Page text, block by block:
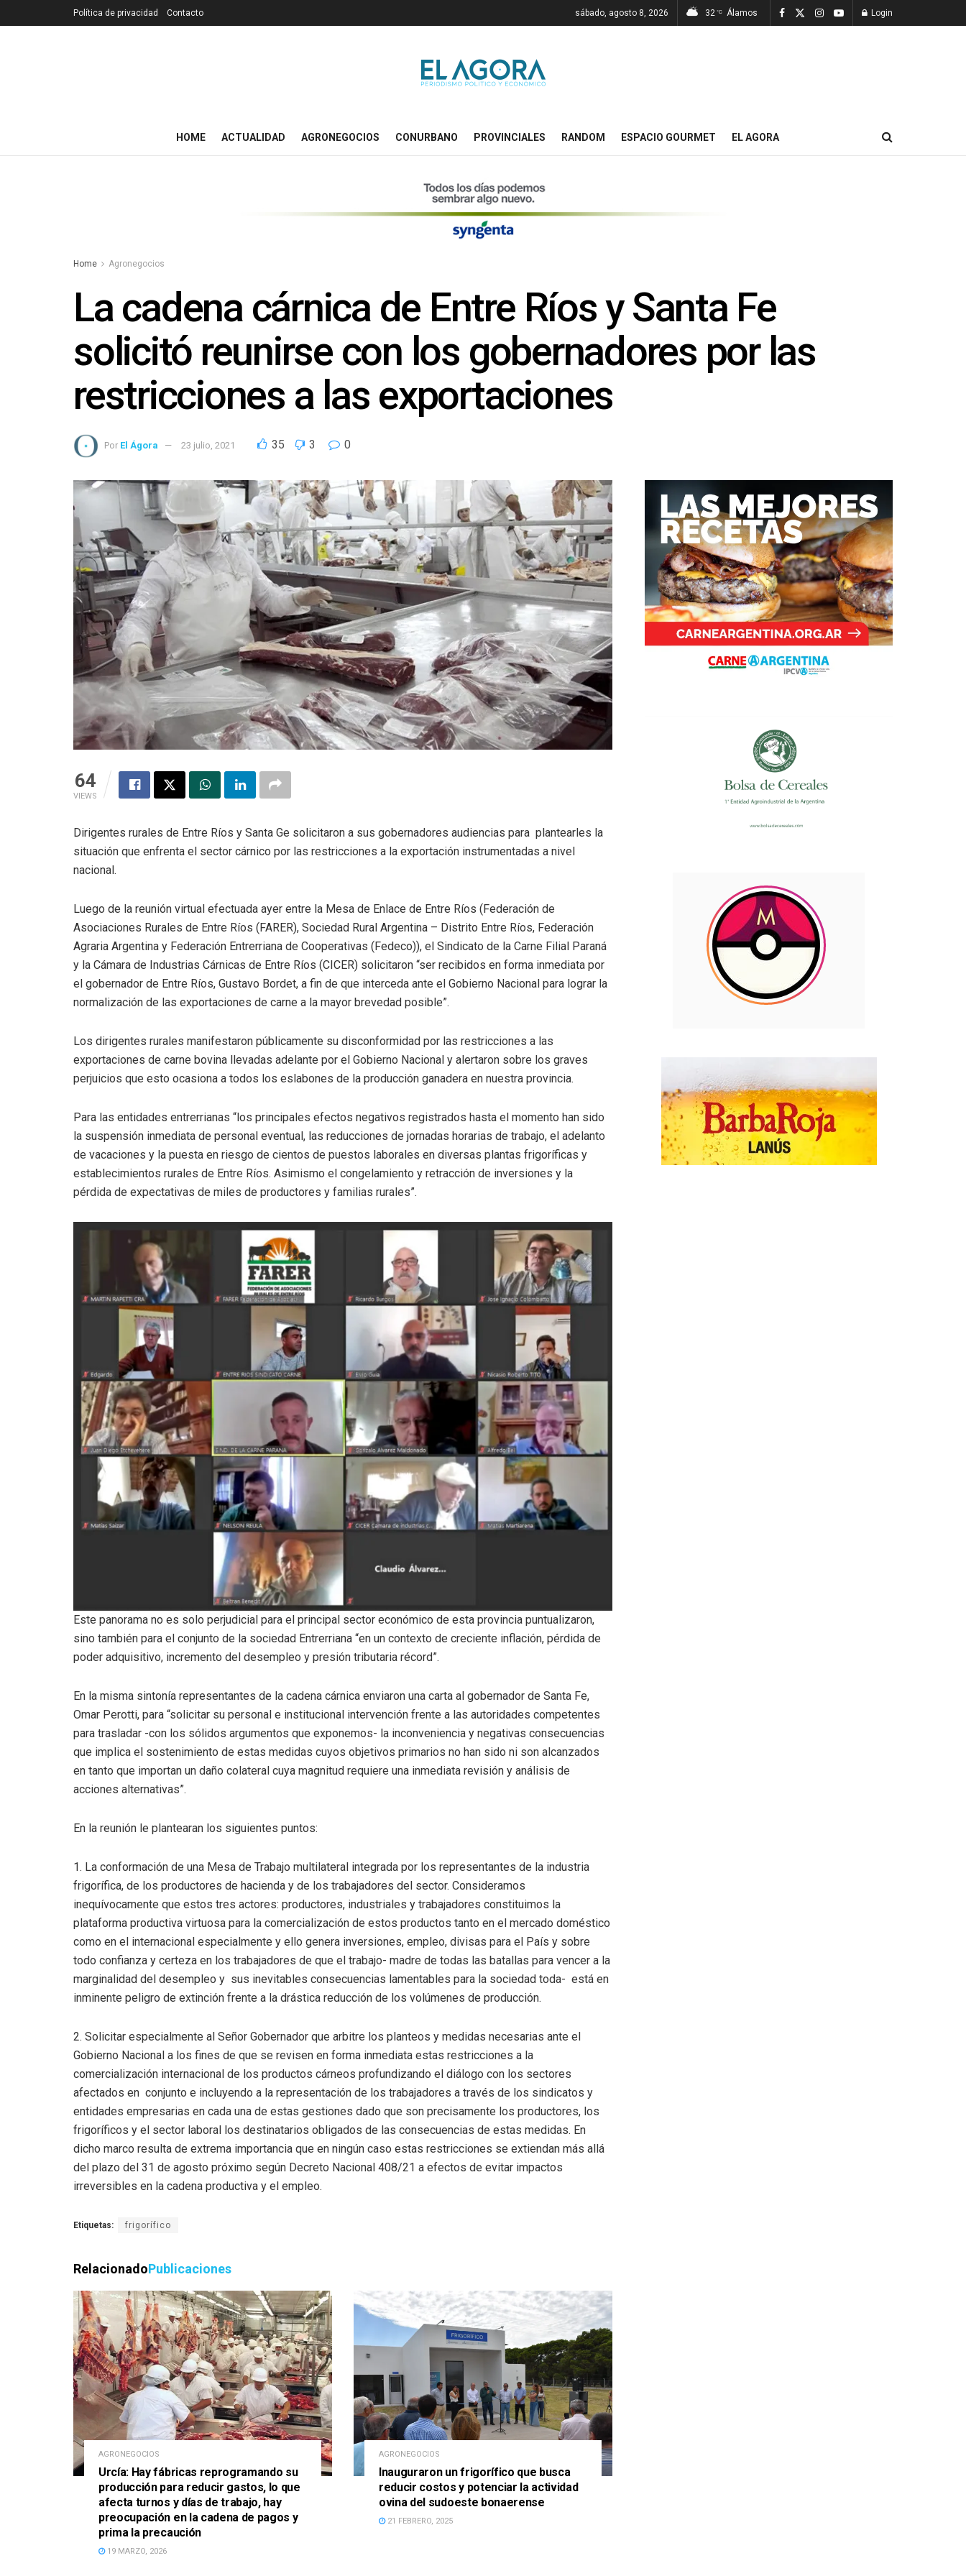
Política de privacidad Contacto sábado, agosto 8, 2026 32 °C Álamos Login
HOME ACTUALIDAD AGRONEGOCIOS CONURBANO PROVINCIALES RANDOM ESPACIO GOURMET EL AGORA
Home Agronegocios
La cadena cárnica de Entre Ríos y Santa Fe
solicitó reunirse con los gobernadores por las
restricciones a las exportaciones
Por El Ágora 23 julio, 2021 35 3 0
64
VIEWS
Dirigentes rurales de Entre Ríos y Santa Ge solicitaron a sus gobernadores audiencias para plantearles la
situación que enfrenta el sector cárnico por las restricciones a la exportación instrumentadas a nivel
nacional.
Luego de la reunión virtual efectuada ayer entre la Mesa de Enlace de Entre Ríos (Federación de
Asociaciones Rurales de Entre Ríos (FARER), Sociedad Rural Argentina – Distrito Entre Ríos, Federación
Agraria Argentina y Federación Entrerriana de Cooperativas (Fedeco)), el Sindicato de la Carne Filial Paraná
y la Cámara de Industrias Cárnicas de Entre Ríos (CICER) solicitaron “ser recibidos en forma inmediata por
el gobernador de Entre Ríos, Gustavo Bordet, a fin de que interceda ante el Gobierno Nacional para lograr la
normalización de las exportaciones de carne a la mayor brevedad posible”.
Los dirigentes rurales manifestaron públicamente su disconformidad por las restricciones a las
exportaciones de carne bovina llevadas adelante por el Gobierno Nacional y alertaron sobre los graves
perjuicios que esto ocasiona a todos los eslabones de la producción ganadera en nuestra provincia.
Para las entidades entrerrianas “los principales efectos negativos registrados hasta el momento han sido
la suspensión inmediata de personal eventual, las reducciones de jornadas horarias de trabajo, el adelanto
de vacaciones y la puesta en riesgo de cientos de puestos laborales en diversas plantas frigoríficas y
establecimientos rurales de Entre Ríos. Asimismo el congelamiento y retracción de inversiones y la
pérdida de expectativas de miles de productores y familias rurales”.
Este panorama no es solo perjudicial para el principal sector económico de esta provincia puntualizaron,
sino también para el conjunto de la sociedad Entrerriana “en un contexto de creciente inflación, pérdida de
poder adquisitivo, incremento del desempleo y presión tributaria récord”.
En la misma sintonía representantes de la cadena cárnica enviaron una carta al gobernador de Santa Fe,
Omar Perotti, para “solicitar su personal e institucional intervención frente a las autoridades competentes
para trasladar -con los sólidos argumentos que exponemos- la inconveniencia y negativas consecuencias
que implica el sostenimiento de estas medidas cuyos objetivos primarios no han sido ni son alcanzados
en tanto que importan un daño colateral cuya magnitud requiere una inmediata revisión y análisis de
acciones alternativas”.
En la reunión le plantearan los siguientes puntos:
1. La conformación de una Mesa de Trabajo multilateral integrada por los representantes de la industria
frigorífica, de los productores de hacienda y de los trabajadores del sector. Consideramos
inequívocamente que estos tres actores: productores, industriales y trabajadores constituimos la
plataforma productiva virtuosa para la comercialización de estos productos tanto en el mercado doméstico
como en el internacional especialmente y ello genera inversiones, empleo, divisas para el País y sobre
todo confianza y certeza en los trabajadores de que el trabajo- madre de todas las batallas para vencer a la
marginalidad del desempleo y sus inevitables consecuencias lamentables para la sociedad toda- está en
inminente peligro de extinción frente a la drástica reducción de los volúmenes de producción.
2. Solicitar especialmente al Señor Gobernador que arbitre los planteos y medidas necesarias ante el
Gobierno Nacional a los fines de que se revisen en forma inmediata estas restricciones a la
comercialización internacional de los productos cárneos profundizando el diálogo con los sectores
afectados en conjunto e incluyendo a la representación de los trabajadores a través de los sindicatos y
entidades empresarias en cada una de estas gestiones dado que son precisamente los productores, los
frigoríficos y el sector laboral los destinatarios obligados de las consecuencias de estas medidas. En
dicho marco resulta de extrema importancia que en ningún caso estas restricciones se extiendan más allá
del plazo del 31 de agosto próximo según Decreto Nacional 408/21 a efectos de evitar impactos
irreversibles en la cadena productiva y el empleo.
Etiquetas: frigorífico
RelacionadoPublicaciones
AGRONEGOCIOS
Urcía: Hay fábricas reprogramando su
producción para reducir gastos, lo que
afecta turnos y días de trabajo, hay
preocupación en la cadena de pagos y
prima la precaución
19 MARZO, 2026
AGRONEGOCIOS
Inauguraron un frigorífico que busca
reducir costos y potenciar la actividad
ovina del sudoeste bonaerense
21 FEBRERO, 2025